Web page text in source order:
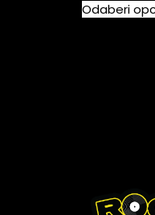
Odaberi